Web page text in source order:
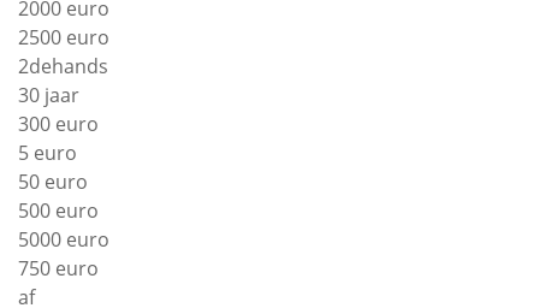
2000 euro
2500 euro
2dehands
30 jaar
300 euro
5 euro
50 euro
500 euro
5000 euro
750 euro
af